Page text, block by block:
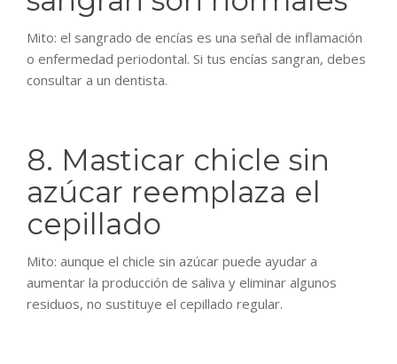
Mito: el sangrado de encías es una señal de inflamación
o enfermedad periodontal. Si tus encías sangran, debes
consultar a un dentista.
8. Masticar chicle sin
azúcar reemplaza el
cepillado
Mito: aunque el chicle sin azúcar puede ayudar a
aumentar la producción de saliva y eliminar algunos
residuos, no sustituye el cepillado regular.